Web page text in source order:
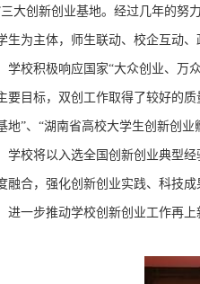
三大创新创业基地。经过几年的努
生为主体，师生联动、校企互动
学校积极响应国家“大众创业、万
要目标，双创工作取得了较好的
地”、“湖南省高校大学生创新创
学校将以入选全国创新创业典型
融合，强化创新创业实践、科技
进一步推动学校创新创业工作再上